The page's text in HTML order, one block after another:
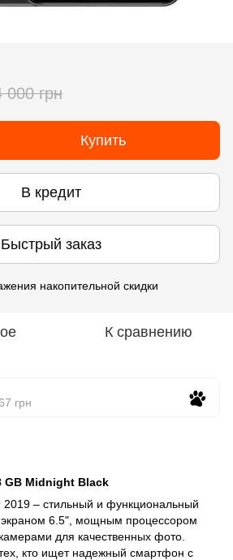
000 грн
Купить
В кредит
Быстрый заказ
накопительной скидки
К сравнению
грн
GB Midnight Black
2019 – стильный и функциональный
6.5", мощным процессором
для качественных фото.
кто ищет надежный смартфон с